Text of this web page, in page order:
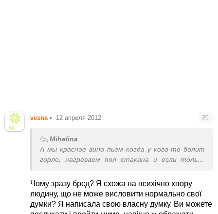
vesna • 12 апреля 2012 20
Mihelina
А мы красное вино пьем когда у кого-то болит
горло, нагреваем пол стакана и если только
не сразу после церкви собираюсь выпить. что
касается того что нельзя выкидывать, это
бред, у нас в городе кур нет, и я не разу не
видела что б после пасхи люди ходили
Чому зразу брєд? Я схожа на психічно хвору
людину, що не може висловити нормально свої
думки? Я написала свою власну думку. Ви можете